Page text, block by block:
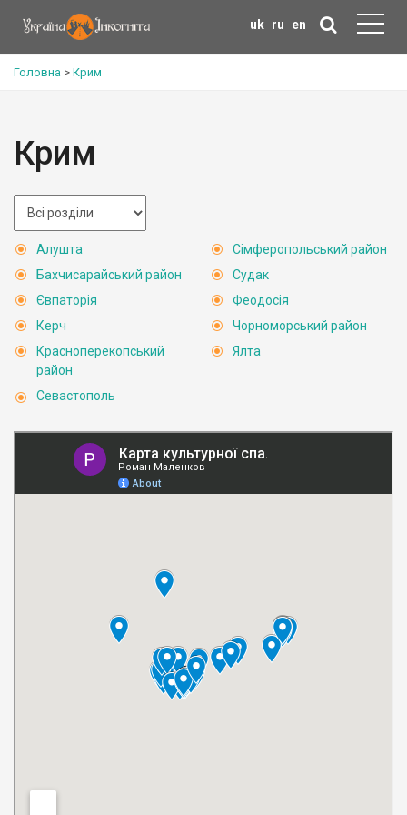
uk ru en
Головна > Крим
Крим
Алушта
Бахчисарайський район
Євпаторія
Керч
Красноперекопський
район
Севастополь
Сімферопольський район
Судак
Феодосія
Чорноморський район
Ялта